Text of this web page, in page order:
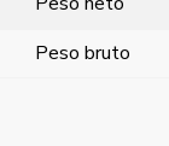
Peso bruto